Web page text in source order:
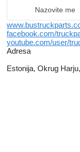
Nazovite me
facebook.com/
youtube.com/user/
Adresa
Estonija, Okrug